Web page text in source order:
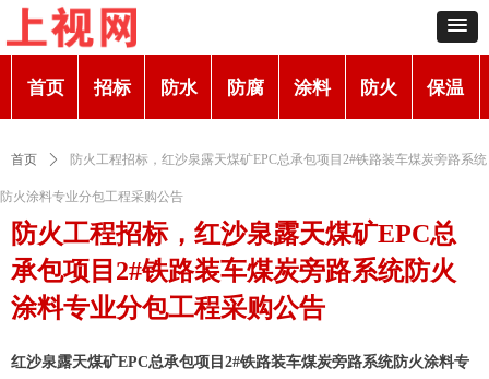
首页 招标 防水 防腐 涂料 防火 保温
首页 ꄲ 防火工程招标，红沙泉露天煤矿EPC总承包项目2#铁路装车煤炭旁路系统
防火涂料专业分包工程采购公告
红沙泉露天煤矿EPC总承包项目2#铁路装车煤炭旁路系统防火涂料专
防火工程招标，红沙泉露天煤矿EPC总
承包项目2#铁路装车煤炭旁路系统防火
涂料专业分包工程采购公告